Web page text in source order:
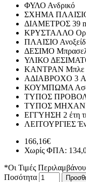
ΦΥΛΟ Ανδρικό
ΣΧΗΜΑ
ΔΙΑΜΕΤΡΟΣ 39
ΚΡΥΣΤΑΛΛΟ
ΠΛΑΙΣΙΟ
ΔΕΣΙΜΟ
ΥΛΙΚΟ
ΚΑΝΤΡΑΝ Μπλε
ΑΔΙΑΒΡΟΧΟ 3
ΚΟΥΜΠΩΜΑ
ΤΥΠΟΣ
ΤΥΠΟΣ
ΕΓΓΥΗΣΗ 2 έτη
ΛΕΙΤΟΥΡΓΙΕΣ
166,16€
Χωρίς ΦΠΑ:
*Οι Τιμές
Ποσότητα